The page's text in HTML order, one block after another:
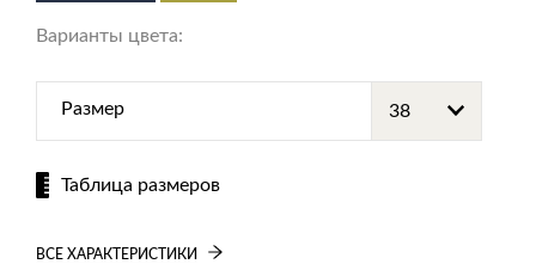
Варианты цвета:
Размер
Таблица размеров
ВСЕ ХАРАКТЕРИСТИКИ